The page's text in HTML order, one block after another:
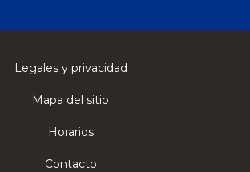
Legales y privacidad
Mapa del sitio
Horarios
Contacto